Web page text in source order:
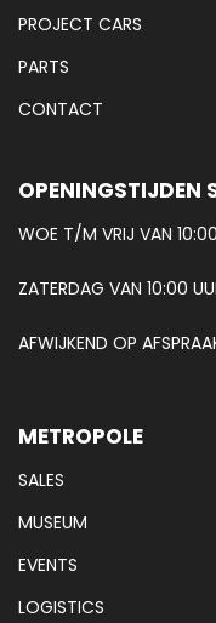
PROJECT CARS
PARTS
CONTACT
OPENINGSTIJDEN
WOE T/M VRIJ VAN
ZATERDAG VAN 10:00
AFWIJKEND OP
METROPOLE
SALES
MUSEUM
EVENTS
LOGISTICS